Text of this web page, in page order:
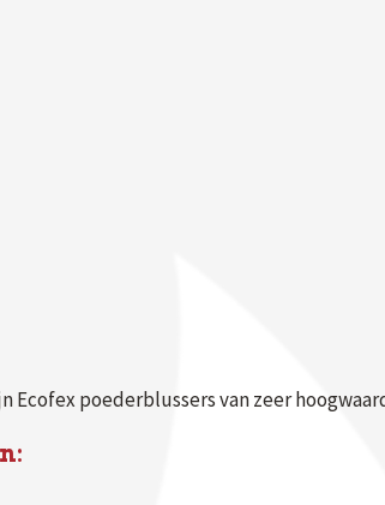
poederblussers van zeer